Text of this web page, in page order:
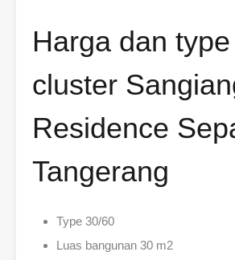
Harga dan
cluster
Residence
Tangerang
Type 30/60
Luas bangunan 30 m2